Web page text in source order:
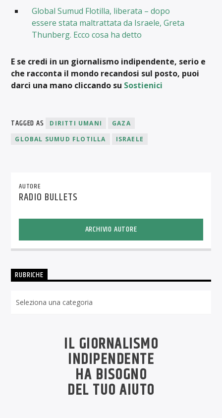
Global Sumud Flotilla, liberata – dopo
essere stata maltrattata da Israele, Greta
Thunberg. Ecco cosa ha detto
E se credi in un giornalismo indipendente, serio e
che racconta il mondo recandosi sul posto, puoi
darci una mano cliccando su Sostienici
TAGGED AS DIRITTI UMANI
GAZA
GLOBAL SUMUD FLOTILLA
ISRAELE
AUTORE
RADIO BULLETS
ARCHIVIO AUTORE
RUBRICHE
IL GIORNALISMO
INDIPENDENTE
HA BISOGNO
DEL TUO AIUTO